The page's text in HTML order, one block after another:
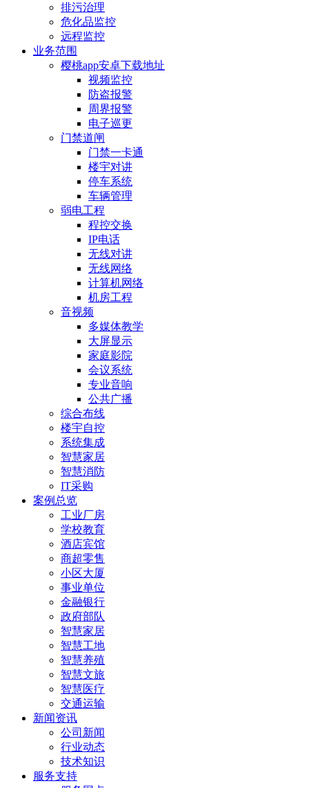
排污治理
危化品监控
远程监控
业务范围
樱桃app安卓下载地址
视频监控
防盗报警
周界报警
电子巡更
门禁道闸
门禁一卡通
楼宇对讲
停车系统
车辆管理
弱电工程
程控交换
IP电话
无线对讲
无线网络
计算机网络
机房工程
音视频
多媒体教学
大屏显示
家庭影院
会议系统
专业音响
公共广播
综合布线
楼宇自控
系统集成
智慧家居
智慧消防
IT采购
案例总览
工业厂房
学校教育
酒店宾馆
商超零售
小区大厦
事业单位
金融银行
政府部队
智慧家居
智慧工地
智慧养殖
智慧文旅
智慧医疗
交通运输
新闻资讯
公司新闻
行业动态
技术知识
服务支持